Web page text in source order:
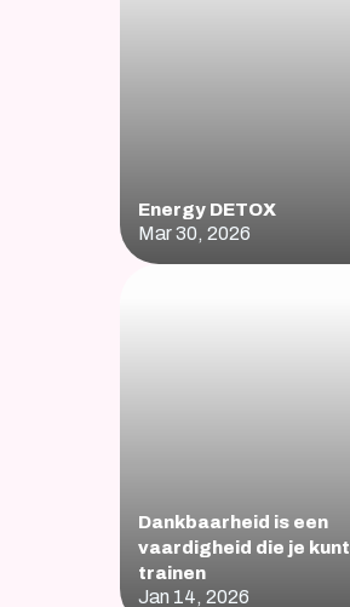
Energy DETOX
Mar 30, 2026
Dankbaarheid is een
vaardigheid die je kunt
trainen
Jan 14, 2026